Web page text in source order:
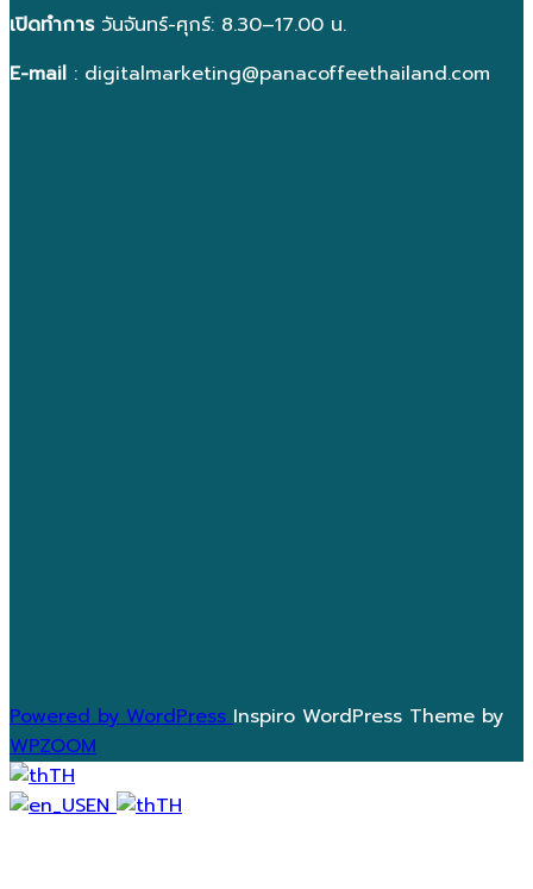
เปิดทำการ วันจันทร์-ศุกร์: 8.30–17.00 น.
E-mail : digitalmarketing@panacoffeethailand.com
Powered by WordPressInspiro WordPress Theme by
WPZOOM
TH
EN
TH